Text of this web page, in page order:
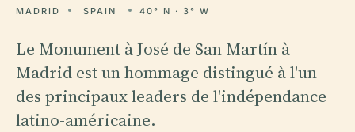
MADRID SPAIN 40° N · 3° W
Le Monument à José de San Martín à
Madrid est un hommage distingué à l'un
des principaux leaders de l'indépendance
latino-américaine.